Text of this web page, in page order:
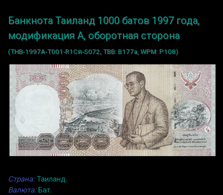
Банкнота Таиланд 1000 батов 1997 года,
модификация A, оборотная сторона
(THB-1997A-T001-R1Cค-S072, TBB: B177a, WPM: P108)
Страна:Таиланд.
Валюта:Бат.